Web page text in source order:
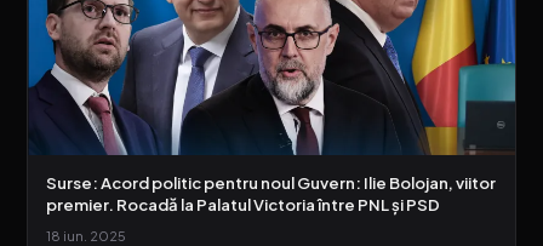
Surse: Acord politic pentru noul Guvern: Ilie Bolojan, viitor
premier. Rocadă la Palatul Victoria între PNL și PSD
18 iun. 2025